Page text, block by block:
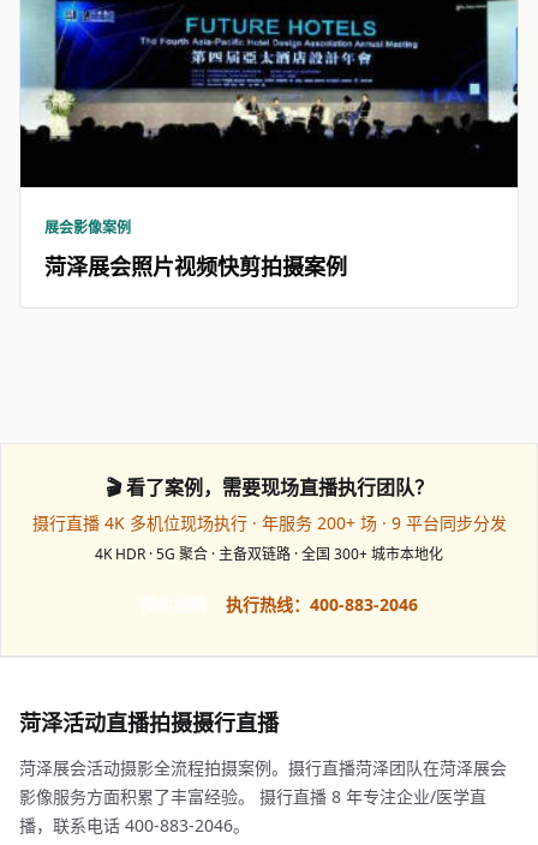
展会影像案例
菏泽展会照片视频快剪拍摄案例
🎬 看了案例，需要现场直播执行团队？
摄行直播 4K 多机位现场执行 · 年服务 200+ 场 · 9 平台同步分发
4K HDR · 5G 聚合 · 主备双链路 · 全国 300+ 城市本地化
执行热线：400-883-2046
菏泽活动直播拍摄摄行直播
菏泽展会活动摄影全流程拍摄案例。摄行直播菏泽团队在菏泽展会
影像服务方面积累了丰富经验。 摄行直播 8 年专注企业/医学直
播，联系电话 400-883-2046。